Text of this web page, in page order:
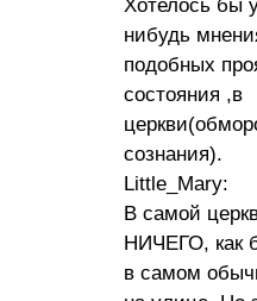
Хотелось бы
нибудь
подобных
состояния ,в
сознания).
Little_Mary:
В самой
НИЧЕГО, как
в самом